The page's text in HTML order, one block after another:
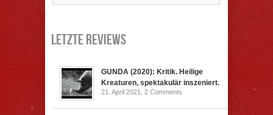
Letzte Reviews
GUNDA (2020): Kritik. Heilige
Kreaturen, spektakulär inszeniert.
21. April 2021, 2 Comments